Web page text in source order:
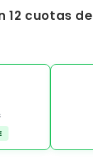
12 cuotas de